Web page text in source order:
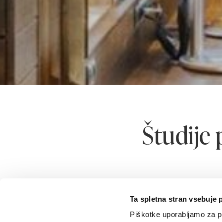
Ta spletna stran vsebuje
Piškotke uporabljamo za
Študije
je zelo
Izkušnje imamo